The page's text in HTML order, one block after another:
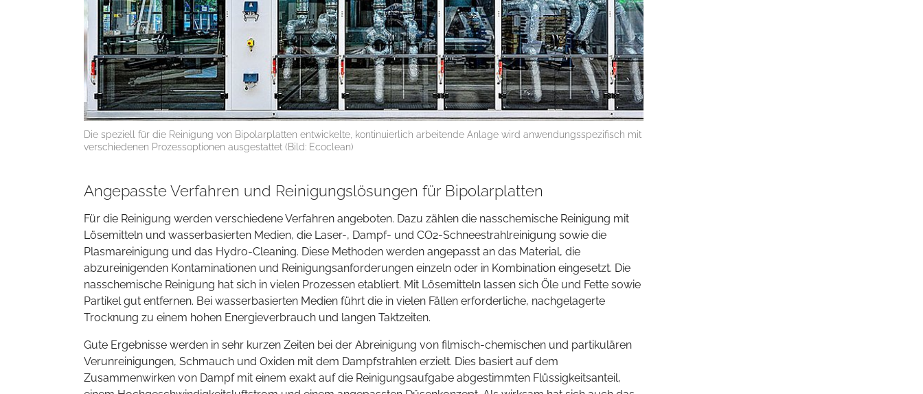
Die speziell für die Reinigung von Bipolarplatten entwickelte, kontinuierlich arbeitende Anlage wird anwendungsspezifisch mit
verschiedenen Prozessoptionen ausgestattet (Bild: Ecoclean)
Angepasste Verfahren und Reinigungslösungen für Bipolarplatten
Für die Reinigung werden verschiedene Verfahren angeboten. Dazu zählen die nasschemische Reinigung mit
Lösemitteln und wasserbasierten Medien, die Laser-, Dampf- und CO2-Schneestrahlreinigung sowie die
Plasmareinigung und das Hydro-Cleaning. Diese Methoden werden angepasst an das Material, die
abzureinigenden Kontaminationen und Reinigungsanforderungen einzeln oder in Kombination eingesetzt. Die
nasschemische Reinigung hat sich in vielen Prozessen etabliert. Mit Lösemitteln lassen sich Öle und Fette sowie
Partikel gut entfernen. Bei wasserbasierten Medien führt die in vielen Fällen erforderliche, nachgelagerte
Trocknung zu einem hohen Energieverbrauch und langen Taktzeiten.
Gute Ergebnisse werden in sehr kurzen Zeiten bei der Abreinigung von filmisch-chemischen und partikulären
Verunreinigungen, Schmauch und Oxiden mit dem Dampfstrahlen erzielt. Dies basiert auf dem
Zusammenwirken von Dampf mit einem exakt auf die Reinigungsaufgabe abgestimmten Flüssigkeitsanteil,